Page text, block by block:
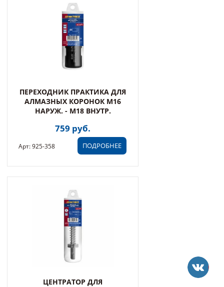
ПЕРЕХОДНИК ПРАКТИКА ДЛЯ
АЛМАЗНЫХ КОРОНОК M16
НАРУЖ. - M18 ВНУТР.
759 руб.
ПОДРОБНЕЕ
Арт: 925-358
ЦЕНТРАТОР ДЛЯ